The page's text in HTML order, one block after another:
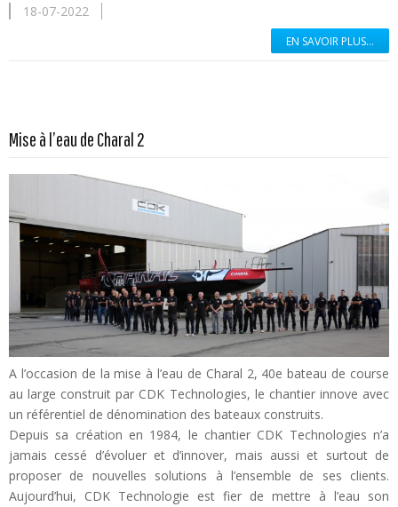
18-07-2022
EN SAVOIR PLUS...
Mise à l’eau de Charal 2
A l’occasion de la mise à l’eau de Charal 2, 40e bateau de course
au large construit par CDK Technologies, le chantier innove avec
un référentiel de dénomination des bateaux construits.
Depuis sa création en 1984, le chantier CDK Technologies n’a
jamais cessé d’évoluer et d’innover, mais aussi et surtout de
proposer de nouvelles solutions à l’ensemble de ses clients.
Aujourd’hui, CDK Technologie est fier de mettre à l’eau son